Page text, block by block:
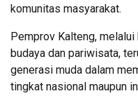
komunitas masyarakat.
Pemprov Kalteng,
budaya dan pariwisata,
generasi muda dalam
tingkat nasional maupun